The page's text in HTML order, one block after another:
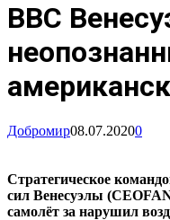
ВВС
Добромир08.07.20200
Стратегическое
сил Венесуэлы
самолёт за нарушил